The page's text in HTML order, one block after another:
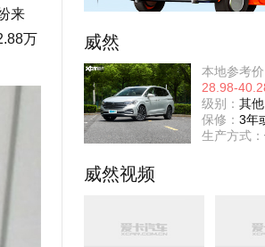
来
万
威然
本地参考价
28.98-
级别： 其他
保修： 3年
生产方式：
威然视频